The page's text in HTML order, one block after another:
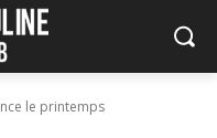
le printemps